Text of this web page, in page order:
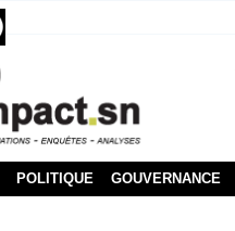
POLITIQUE GOUVERNANCE